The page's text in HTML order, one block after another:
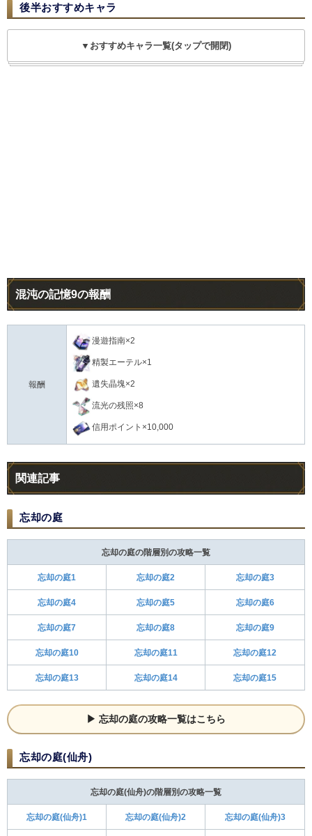
後半おすすめキャラ
▼おすすめキャラ一覧(タップで開閉)
混沌の記憶9の報酬
報酬
漫遊指南×2
精製エーテル×1
遺失晶塊×2
流光の残照×8
信用ポイント×10,000
関連記事
忘却の庭
忘却の庭の階層別の攻略一覧
忘却の庭1 忘却の庭2 忘却の庭3
忘却の庭4 忘却の庭5 忘却の庭6
忘却の庭7 忘却の庭8 忘却の庭9
忘却の庭10 忘却の庭11 忘却の庭12
忘却の庭13 忘却の庭14 忘却の庭15
忘却の庭の攻略一覧はこちら
忘却の庭(仙舟)
忘却の庭(仙舟)の階層別の攻略一覧
忘却の庭(仙舟)1 忘却の庭(仙舟)2 忘却の庭(仙舟)3